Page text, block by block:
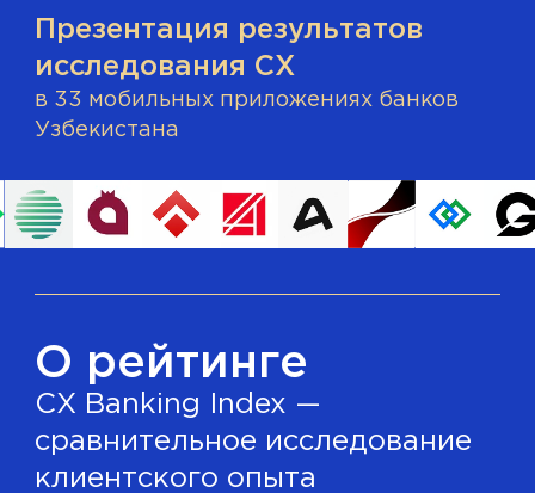
Презентация результатов
исследования CX
в 33 мобильных приложениях банков
Узбекистана
О рейтинге
CX Banking Index —
сравнительное исследование
клиентского опыта